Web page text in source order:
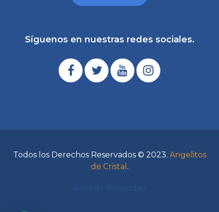
Síguenos en nuestras redes sociales.
Todos los Derechos Reservados © 2023. Angelitos
de Cristal .
Aviso de Privacidad